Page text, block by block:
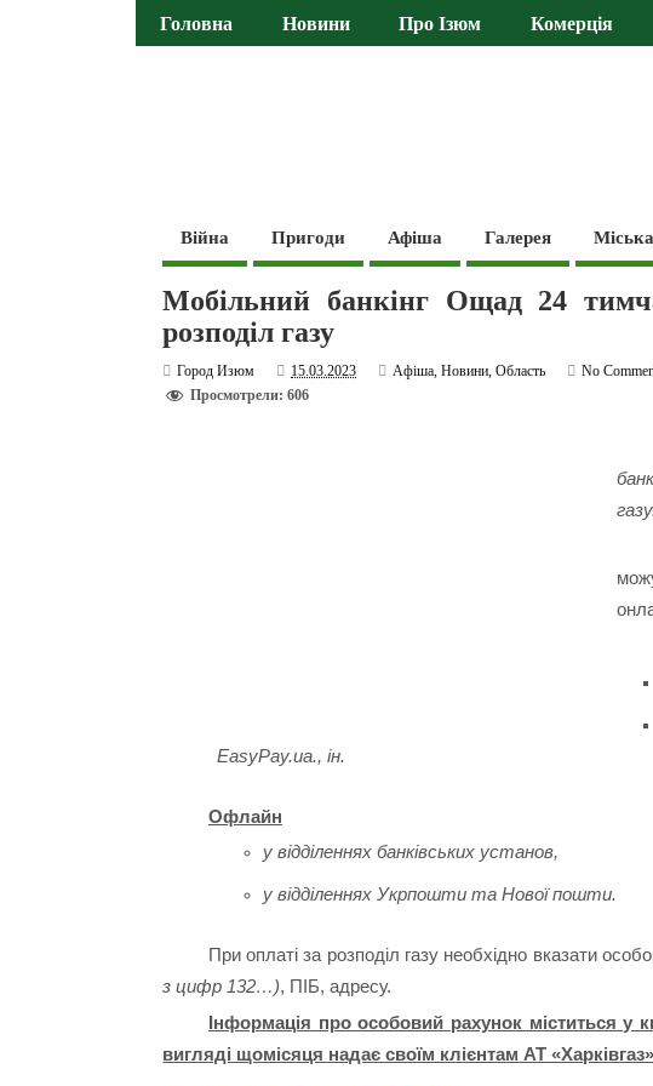
Головна Новини Про Ізюм Комерція
Війна Пригоди Афіша Галерея
Мобільний банкінг Ощад 24
розподіл газу
Город Изюм 15.03.2023 Афіша,Новини,Область
No
Просмотрели: 606
EasyPay.ua., ін.
Офлайн
у відділеннях банківських установ,
у відділеннях Укрпошти та Нової пошти.
При оплаті за розподіл газу необхідно вказати
з цифр 132…), ПІБ, адресу.
Інформація про особовий рахунок міститься у
вигляді щомісяця надає своїм клієнтам АТ